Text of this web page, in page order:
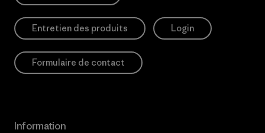
Entretien des produits Login
Formulaire de contact
Information